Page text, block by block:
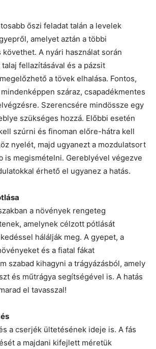
őszi feladat talán a levelek
amelyet aztán a többi
követhet. A nyári használat során
fellazításával és a pázsit
a tövek elhalása. Fontos,
száraz, csapadékmentes
Szerencsére mindössze egy
szükséges hozzá. Előbbi esetén
szúrni és finoman előre-hátra kell
nyelét, majd ugyanezt a mozdulatsort
is megismételni. Gereblyével végezve
érhető el ugyanez a hatás.
a növények rengeteg
amelynek célzott pótlását
hálálják meg. A gyepet, a
és a fiatal fákat
szabad kihagyni a trágyázásból, amely
és műtrágya segítségével is. A hatás
el tavasszal!
a cserjék ültetésének ideje is. A fás
a majdani kifejlett méretük